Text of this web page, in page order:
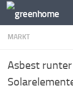
Zum Inhalt
MARKT
Asbest